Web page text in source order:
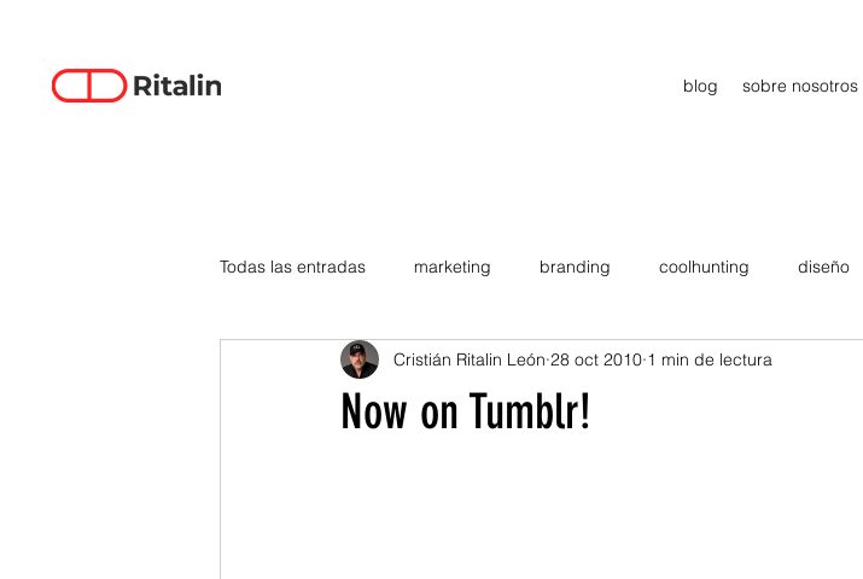
blog sobre nosotros
Todas las entradas marketing branding coolhunting diseño
data-driven creativity emprendimiento estrategia
Now on Tumblr!
Cristián Ritalin León 28 oct 2010 1 min de lectura